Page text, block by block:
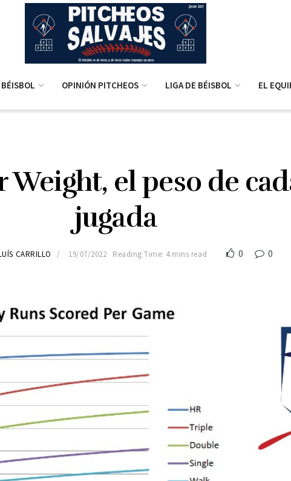
OPINIÓN PITCHEOS LIGA DE BÉISBOL EL
Weight, el peso de
jugada
CARRILLO 19/07/2022 Reading Time: 4 mins read 0 0